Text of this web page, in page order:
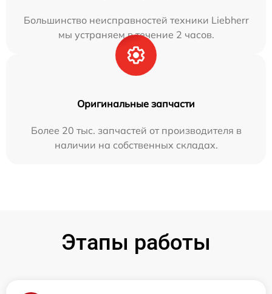
Большинство неисправностей техники Liebherr
мы устраняем в течение 2 часов.
Оригинальные запчасти
Более 20 тыс. запчастей от производителя в
наличии на собственных складах.
Этапы работы